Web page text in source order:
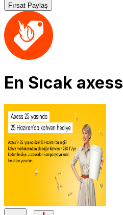
Fırsat Paylaş
En Sıcak axess